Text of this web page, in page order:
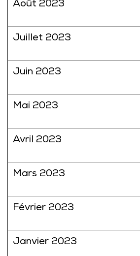
Août 2023
Juillet 2023
Juin 2023
Mai 2023
Avril 2023
Mars 2023
Février 2023
Janvier 2023